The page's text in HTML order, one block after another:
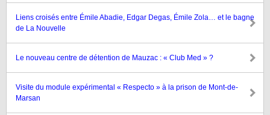
Liens croisés entre Émile Abadie, Edgar Degas, Émile Zola… et le bagne
de La Nouvelle
Le nouveau centre de détention de Mauzac : « Club Med » ?
Visite du module expérimental « Respecto » à la prison de Mont-de-
Marsan